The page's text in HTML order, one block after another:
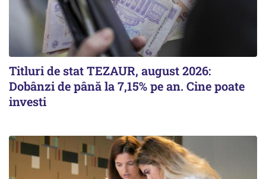
Titluri de stat TEZAUR, august 2026:
Dobânzi de până la 7,15% pe an. Cine poate
investi